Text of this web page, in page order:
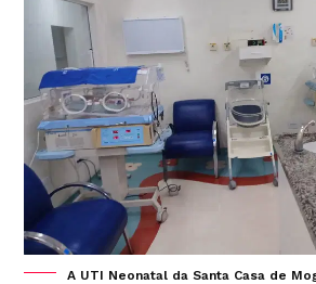
A UTI Neonatal da Santa Casa de